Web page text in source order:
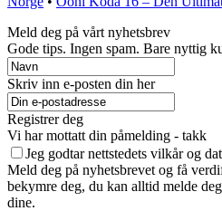
Meld deg på vårt nyhetsbrev
Gode ​​tips. Ingen spam. Bare nyttig
Skriv inn e-posten din her
Registrer deg
Vi har mottatt din påmelding - takk
Jeg godtar nettstedets vilkår og
Meld deg på nyhetsbrevet og få
bekymre deg, du kan alltid melde
dine.